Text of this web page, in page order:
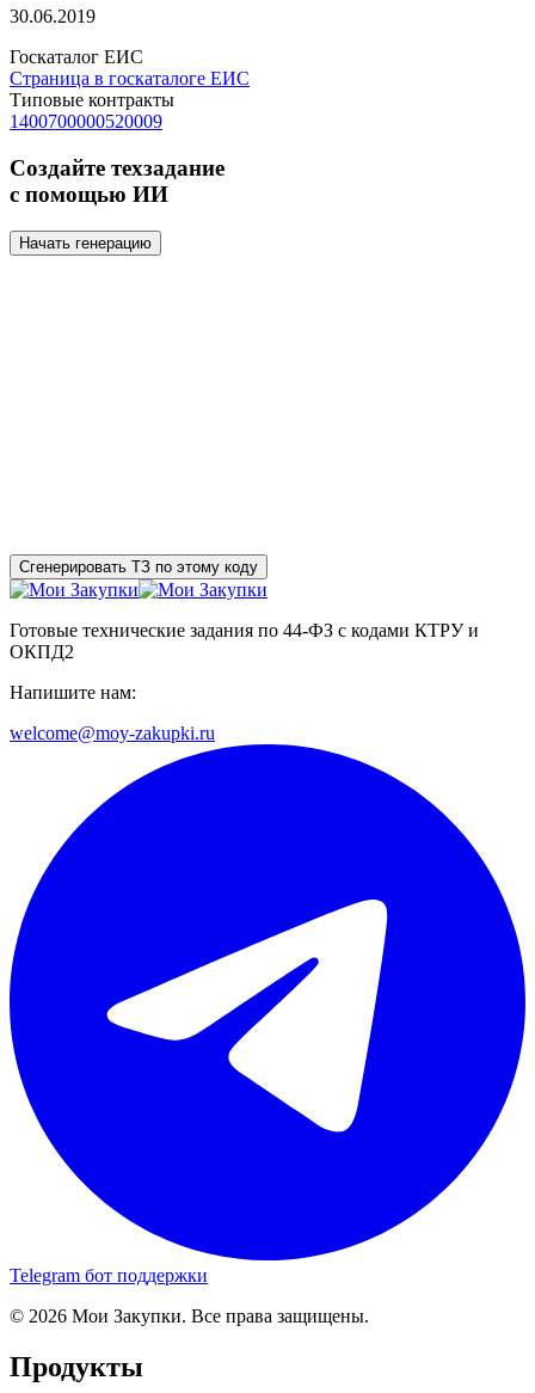
30.06.2019
Госкаталог ЕИС
Страница в госкаталоге ЕИС
Типовые контракты
1400700000520009
Создайте техзадание
с помощью ИИ
Начать генерацию
Сгенерировать ТЗ по этому коду
Готовые технические задания по 44-ФЗ с кодами КТРУ и
ОКПД2
Напишите нам:
welcome@moy-zakupki.ru
Telegram бот поддержки
© 2026 Мои Закупки. Все права защищены.
Продукты